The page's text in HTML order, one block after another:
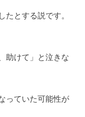
たとする説です。
助けて」と泣きな
っていた可能性が